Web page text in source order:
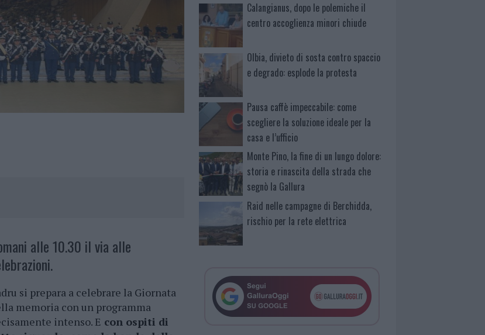
alle 10.30 il via alle
si prepara a celebrare la Giornata
memoria con un programma
intenso. E con ospiti di
Calangianus, dopo le polemiche il
centro accoglienza minori chiude
Olbia, divieto di sosta contro spaccio
e degrado: esplode la protesta
Pausa caffè impeccabile: come
scegliere la soluzione ideale per la
casa e l’ufficio
Monte Pino, la fine di un lungo dolore:
storia e rinascita della strada che
segnò la Gallura
Raid nelle campagne di Berchidda,
rischio per la rete elettrica